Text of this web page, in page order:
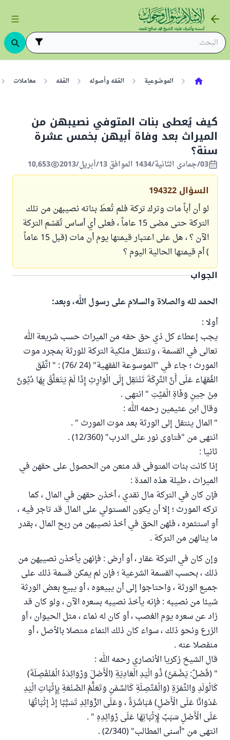
الموضوعية الفقه وأصوله الفقه معاملات
كيف يُعطى بنات المتوفي نصيبهن من
الميراث بعد وفاة أبيهن بخمس عشرة
سنة؟
03/جمادى الثانية/1434 الموافق 13/أبريل/2013 10,653
السؤال 194322
لو أن أباً مات وترك تركة فلم تُعطَ بناته نصيبهن من تلك
التركة حتى مضى 15 عاماً ، فعلى أي أساس تُقسّم التركة
الآن ؟ ، هل على اعتبار قيمتها يوم أن مات (قبل 15 عاماً
) أم قيمتها الحالية اليوم ؟
الجواب
الحمد لله والصلاة والسلام على رسول الله، وبعد:
أولا :
يجب إعطاء كل ذي حق حقه من الميراث حسب شريعة الله
تعالى في القسمة ، وتنتقل ملكية التركة للورثة بمجرد موت
المورث ؛ جاء في "الموسوعة الفقهية" (24 /76) : " اتَّفَق
الفُقهَاء عَلَى أَنَّ التَّرِكَةَ تَنْتَقِل إِلَى الْوَارِثِ إِذَا لَمْ يَتَعَلَّقْ بِهَا دُيُونٌ
مِنْ حِينِ وَفَاةِ الْمَيِّتِ " انتهى .
وقال ابن عثيمين رحمه الله :
" المال ينتقل إلى الورثة بعد موت المورث " .
انتهى من "فتاوى نور على الدرب" (12/360) .
ثانيا :
إذا كانت بنات المتوفى قد منعن من الحصول على حقهن في
الميراث ، طيلة هذه المدة :
فإن كان في التركة مال نقدي ، أخذن حقهن في المال ، كما
تركه المورث ؛ إلا أن يكون المستولي على المال قد تاجر فيه ،
أو استثمره ، فلهن الحق في أخذ نصيبهن من ربح المال ، بقدر
ما ينالهن من التركة .
وإن كان في التركة عقار ، أو أرض : فإنهن يأخذن نصيبهن من
ذلك ، بحسب القسمة الشرعية ؛ فإن لم يمكن قسمة ذلك على
جميع الورثة ، واحتاجوا إلى أن يبيعوه ، أو يبيع بعض الورثة
شيئا من نصيبه : فإنه يأخذ نصيبه بسعره الآن ، ولو كان قد
زاد عن سعره يوم الغصب ، أو كان له نماء ، مثل الحيوان ، أو
الزرع ونحو ذلك ، سواء كان ذلك النماء متصلا بالأصل ، أو
منفصلا عنه .
قال الشيخ زكريا الأنصاري رحمه الله :
" (فَصْلٌ: يَضْمَنُ) ذُو الْيَدِ الْعَادِيَةِ (الْأَصْلَ وَزَوَائِدَهُ الْمُنْفَصِلَةَ)
كَالْوَلَدِ وَالثَّمَرَةِ (وَالْمُتَّصِلَةِ كَالسَّمْنِ وَتَعَلُّمُ الصَّنْعَةِ بِإِثْبَاتِ الْيَدِ
عُدْوَانًا عَلَى الْأَصْلِ) مُبَاشَرَةً ، وَعَلَى الزَّوَائِدِ تَسَبُّبًا إذْ إثْبَاتُهَا
عَلَى الْأَصْلِ سَبَبٌ لِإِثْبَاتِهَا عَلَى زَوَائِدِهِ " .
انتهى من "أسنى المطالب" (2/340) .